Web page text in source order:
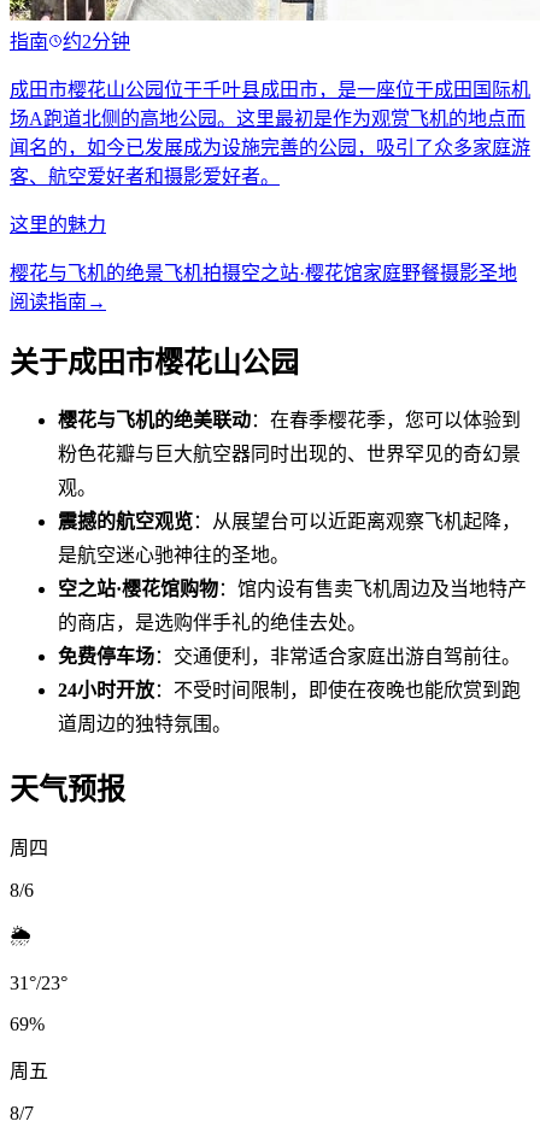
指南 约2分钟
成田市樱花山公园位于千叶县成田市，是一座位于成田国际机
场A跑道北侧的高地公园。这里最初是作为观赏飞机的地点而
闻名的，如今已发展成为设施完善的公园，吸引了众多家庭游
客、航空爱好者和摄影爱好者。
这里的魅力
樱花与飞机的绝景飞机拍摄空之站·樱花馆家庭野餐摄影圣地
阅读指南 →
关于成田市樱花山公园
樱花与飞机的绝美联动：在春季樱花季，您可以体验到
粉色花瓣与巨大航空器同时出现的、世界罕见的奇幻景
观。
震撼的航空观览：从展望台可以近距离观察飞机起降，
是航空迷心驰神往的圣地。
空之站·樱花馆购物：馆内设有售卖飞机周边及当地特产
的商店，是选购伴手礼的绝佳去处。
免费停车场：交通便利，非常适合家庭出游自驾前往。
24小时开放：不受时间限制，即使在夜晚也能欣赏到跑
道周边的独特氛围。
天气预报
周四
8/6
🌦️
31°/23°
69%
周五
8/7